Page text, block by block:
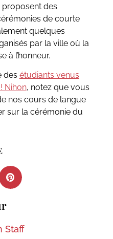
proposent des
de courte
quelques
par la ville où la
à l’honneur.
des étudiants venus
Nihon, notez que vous
nos cours de langue
sur la cérémonie du
Staff